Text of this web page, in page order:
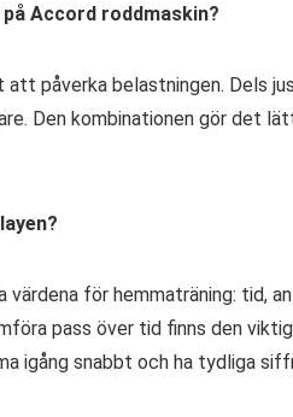
Accord roddmaskin?
påverka belastningen. Dels
Den kombinationen gör det
värdena för hemmaträning: tid,
pass över tid finns den
igång snabbt och ha tydliga